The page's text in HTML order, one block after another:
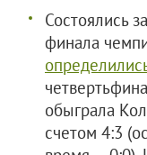
Состоялись
финала
обыграла
счетом 4:3